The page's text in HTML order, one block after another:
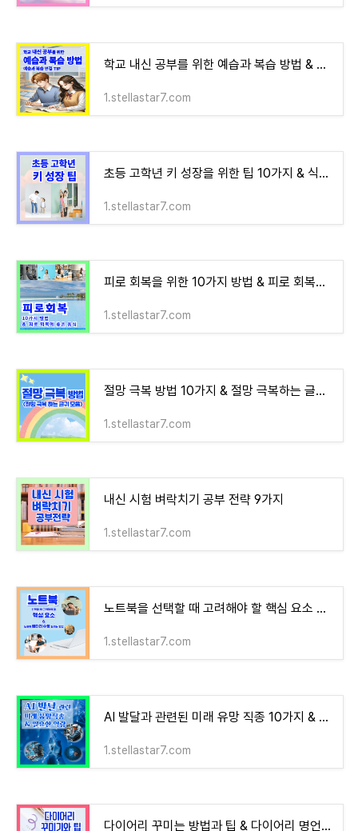
학교 내신 공부를 위한 예습과 복습 방법 & 예습과 복습을 연결하는 TIP
1.stellastar7.com
초등 고학년 키 성장을 위한 팁 10가지 & 식단 예시 & 키 성장을 위한 실용 도구 5가지
1.stellastar7.com
피로 회복을 위한 10가지 방법 & 피로 회복에 좋은 음식
1.stellastar7.com
절망 극복 방법 10가지 & 절망 극복하는 글귀 모음
1.stellastar7.com
내신 시험 벼락치기 공부 전략 9가지
1.stellastar7.com
노트북을 선택할 때 고려해야 할 핵심 요소 & 노트북 배터리 수명 늘리는 방법들
1.stellastar7.com
AI 발달과 관련된 미래 유망 직종 10가지 & AI 직종에 필요한 역량
1.stellastar7.com
다이어리 꾸미는 방법과 팁 & 다이어리 명언 모음